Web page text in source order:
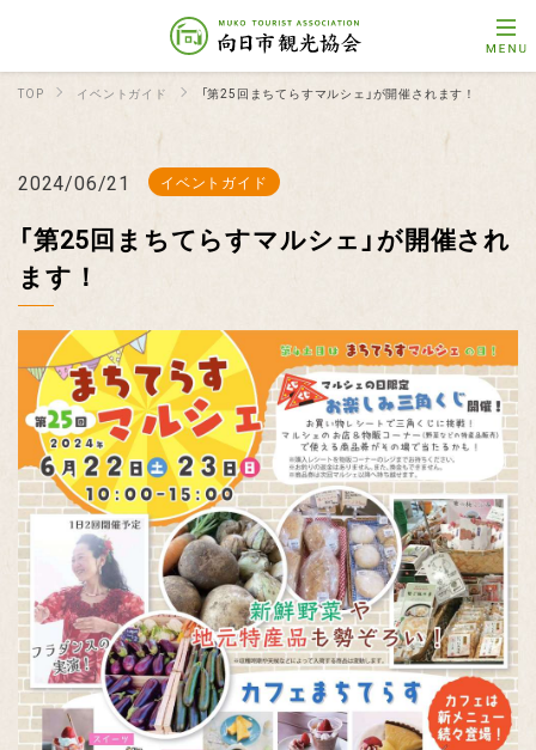
TOP イベントガイド 「第25回まちてらすマルシェ」が開催されます！
2024/06/21 イベントガイド
「第25回まちてらすマルシェ」が開催され
ます！